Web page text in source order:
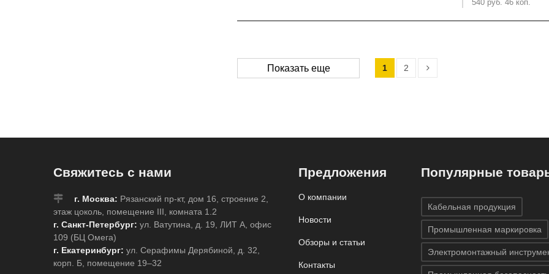
540 руб. 46 коп.
Показать еще 1 2
Свяжитесь с нами
г. Москва: Рязанский пр-кт, дом 16, строение 2,
этаж цоколь, помещение III, комната 1.2
г. Санкт-Петербург: ул. Ватутина, д. 19, ЛИТ А, офис
109 (БЦ Омега)
г. Екатеринбург: ул. Серафимы Дерябиной, д. 32,
корп. Б, помещение 19–32
Предложения
О компании
Новости
Обзоры и статьи
Контакты
Популярные
Кабельная продукция
Промышленная маркировка
Электромонтажный